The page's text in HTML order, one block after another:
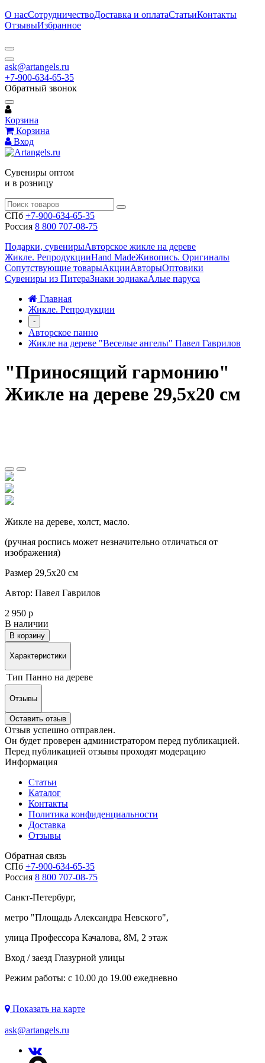
О насСотрудничествоДоставка и оплатаСтатьиКонтакты
ОтзывыИзбранное
ask@artangels.ru
+7-900-634-65-35
Обратный звонок
Корзина
Корзина
Вход
Сувениры оптом
и в розницу
СПб +7-900-634-65-35
Россия 8 800 707-08-75
Подарки, сувенирыАвторское жикле на дереве
Жикле. РепродукцииHand MadeЖивопись. Оригиналы
Сопутствующие товарыАкцииАвторыОптовики
Сувениры из ПитераЗнаки зодиакаАлые паруса
Главная
Жикле. Репродукции
-
Авторское панно
Жикле на дереве "Веселые ангелы" Павел Гаврилов
"Приносящий гармонию"
Жикле на дереве 29,5х20 см
Жикле на дереве, холст, масло.
(ручная роспись может незначительно отличаться от
изображения)
Размер 29,5х20 см
Автор: Павел Гаврилов
2 950 р
В наличии
В корзину
Характеристики
Тип Панно на дереве
Отзывы
Оставить отзыв
Отзыв успешно отправлен.
Он будет проверен администратором перед публикацией.
Перед публикацией отзывы проходят модерацию
Информация
Статьи
Каталог
Контакты
Политика конфиденциальности
Доставка
Отзывы
Обратная связь
СПб +7-900-634-65-35
Россия 8 800 707-08-75
Санкт-Петербург,
метро "Площадь Александра Невского",
улица Профессора Качалова, 8М, 2 этаж
Вход / заезд Глазурной улицы
Режим работы: с 10.00 до 19.00 ежедневно
Показать на карте
ask@artangels.ru